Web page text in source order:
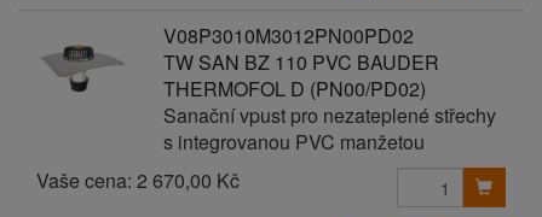
V08P3010M3012PN00PD02
TW SAN BZ 110 PVC BAUDER
THERMOFOL D (PN00/PD02)
Sanační vpust pro nezateplené střechy
s integrovanou PVC manžetou
Vaše cena: 2 670,00 Kč